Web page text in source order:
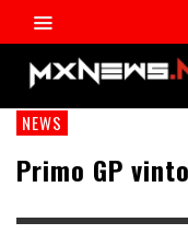
NEWS
Primo GP